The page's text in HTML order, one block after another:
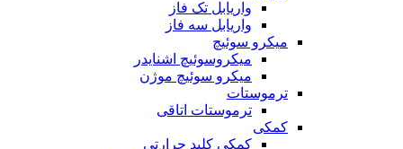
واریابل تک فاز
واریابل سه فاز
میکرو سوئیچ
میکروسوئیچ اشنایدر
میکرو سوئیچ موژن
ترموستات
ترموستات اتاقی
کمکی
کمکی کلید حرارتی